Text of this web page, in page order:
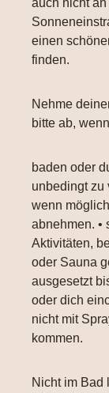
einen
finden.
Nehme
bitte ab,
baden oder
unbedingt zu
wenn
abnehmen. •
Aktivitäten,
oder Sauna
ausgesetzt
oder dich
nicht mit
kommen.
Nicht im Bad